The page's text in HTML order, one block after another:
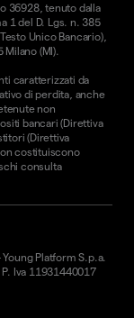
36928, tenuto dalla
1 del D. Lgs. n. 385
Unico Bancario),
(MI).
caratterizzati da
di perdita, anche
non
bancari (Direttiva
(Direttiva
costituiscono
consulta
Young Platform S.p.a.
Iva 11931440017